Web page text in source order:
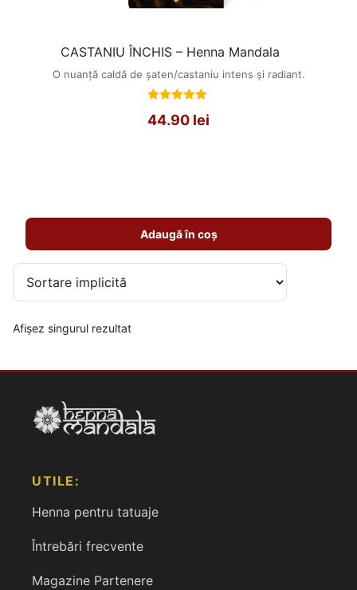
CASTANIU ÎNCHIS – Henna Mandala
O nuanță caldă de șaten/castaniu intens și radiant.
la
44.90 lei
Adaugă în coș
Afișez singurul rezultat
UTILE:
Henna pentru tatuaje
Întrebări frecvente
Magazine Partenere